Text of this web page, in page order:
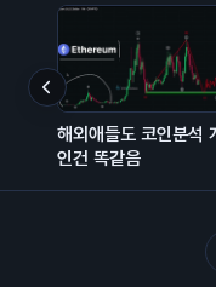
해외애들도 코인분석
인건 똑같음